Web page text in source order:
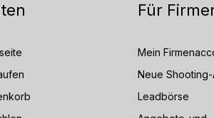
Für
Mein
Neue
Leadbörse